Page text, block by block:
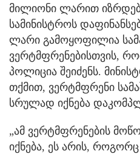
მილიონი ლარით
სამინისტროს
ლარი გამოყოფილია
ვერტმფრენებისთვის,
პოლიცია შეიძენს.
თქმით, ვერტმფრენი
სრულად იქნება
„ამ ვერტმფრენების
იქნება, ეს არის,